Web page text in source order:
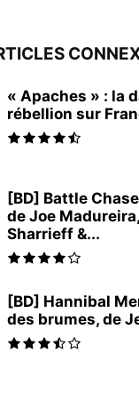
« Apaches » : la
rébellion sur
[BD] Battle
de Joe
Sharrieff &...
[BD] Hannibal
des brumes, de